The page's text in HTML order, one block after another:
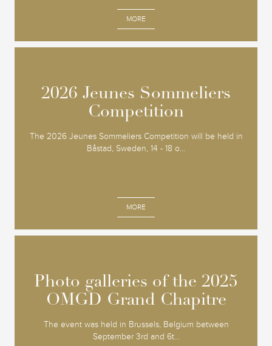
MORE
2026 Jeunes Sommeliers
Competition
The 2026 Jeunes Sommeliers Competition will be held in
Båstad, Sweden, 14 - 18 o...
MORE
2026 Jeunes Sommeliers
Competition
Photo galleries of the 2025
OMGD Grand Chapitre
The event was held in Brussels, Belgium between
September 3rd and 6t...
Photo galleries of the 2025
OMGD Grand Chapitre